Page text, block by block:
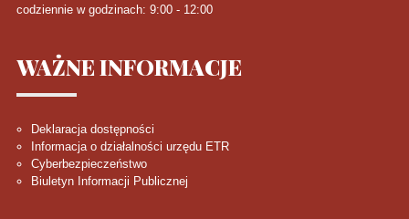
codziennie w godzinach: 9:00 - 12:00
WAŻNEINFORMACJE
Deklaracja dostępności
Informacja o działalności urzędu ETR
Cyberbezpieczeństwo
Biuletyn Informacji Publicznej